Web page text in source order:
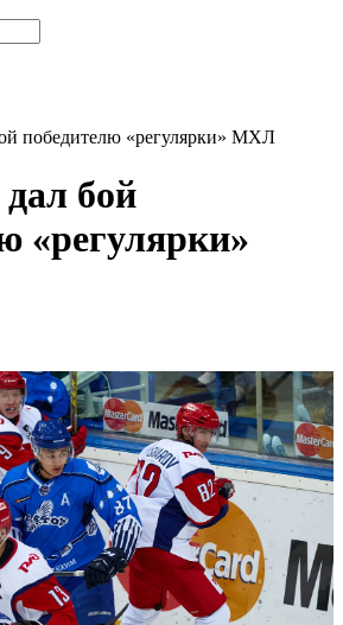
победителю «регулярки» МХЛ
бой
«регулярки»